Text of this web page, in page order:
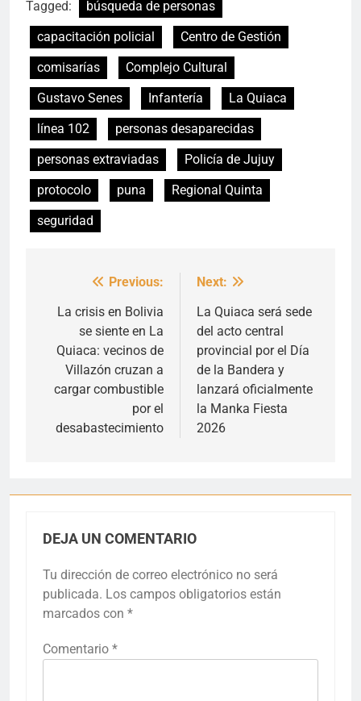
Tagged:
búsqueda de personas
capacitación policial
Centro de Gestión
comisarías
Complejo Cultural
Gustavo Senes
Infantería
La Quiaca
línea 102
personas desaparecidas
personas extraviadas
Policía de Jujuy
protocolo
puna
Regional Quinta
seguridad
Navegación
de
entradas
Previous:
La crisis en Bolivia
se siente en La
Quiaca: vecinos de
Villazón cruzan a
cargar combustible
por el
desabastecimiento
Next:
La Quiaca será sede
del acto central
provincial por el Día
de la Bandera y
lanzará oficialmente
la Manka Fiesta
2026
DEJA UN COMENTARIO
Tu dirección de correo electrónico no será
publicada. Los campos obligatorios están
marcados con *
Comentario *